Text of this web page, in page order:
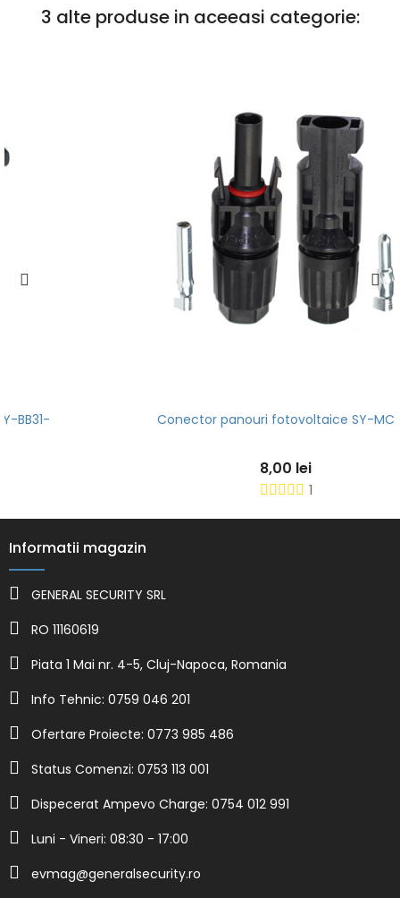
3 alte produse in aceeasi categorie:
Conector panouri fotovoltaice SY-MC4-1
Informatii magazin
GENERAL SECURITY SRL
RO 11160619
Piata 1 Mai nr. 4-5, Cluj-Napoca, Romania
Info Tehnic: 0759 046 201
Ofertare Proiecte: 0773 985 486
Status Comenzi: 0753 113 001
Dispecerat Ampevo Charge: 0754 012 991
Luni - Vineri: 08:30 - 17:00
evmag@generalsecurity.ro